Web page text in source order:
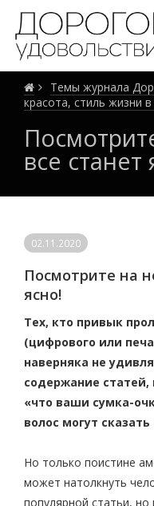
Темы журнала
красота, стиль жизни
все станет
02.11.2020
Посмотрите на
ясно!
Тех, кто привык
(цифрового или
наверняка не
содержание
«что ваши сумка-
волос могут сказать
Но только поистине
может натолкнуть
популярной статьи,